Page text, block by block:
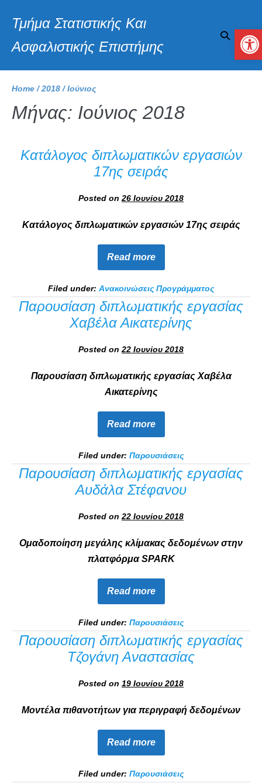
Τμήμα Στατιστικής Και
Ασφαλιστικής Επιστήμης
Home /2018 /Ιούνιος
Μήνας: Ιούνιος 2018
Κατάλογος διπλωματικών εργασιών
17ης σειράς
Posted on 26 Ιουνίου 2018
Κατάλογος διπλωματικών εργασιών 17ης σειράς
Read more
Filed under: Ανακοινώσεις Προγράμματος
Παρουσίαση διπλωματικής εργασίας
Χαβέλα Αικατερίνης
Posted on 22 Ιουνίου 2018
Παρουσίαση διπλωματικής εργασίας Χαβέλα
Αικατερίνης
Read more
Filed under: Παρουσιάσεις
Παρουσίαση διπλωματικής εργασίας
Αυδάλα Στέφανου
Posted on 22 Ιουνίου 2018
Ομαδοποίηση μεγάλης κλίμακας δεδομένων στην
πλατφόρμα SPARK
Read more
Filed under: Παρουσιάσεις
Παρουσίαση διπλωματικής εργασίας
Τζογάνη Αναστασίας
Posted on 19 Ιουνίου 2018
Μοντέλα πιθανοτήτων για περιγραφή δεδομένων
Read more
Filed under: Παρουσιάσεις